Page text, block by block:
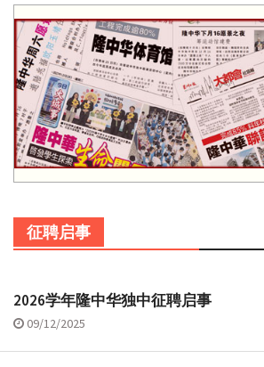
征聘启事
2026学年隆中华独中征聘启事
09/12/2025